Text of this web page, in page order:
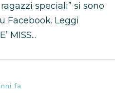
speciali” si sono
Facebook. Leggi
MISS...
fa